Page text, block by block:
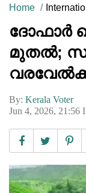
Home
ദോഫാർ
മുതൽ;
By: Kerala Voter
Jun 4, 2026, 21:56